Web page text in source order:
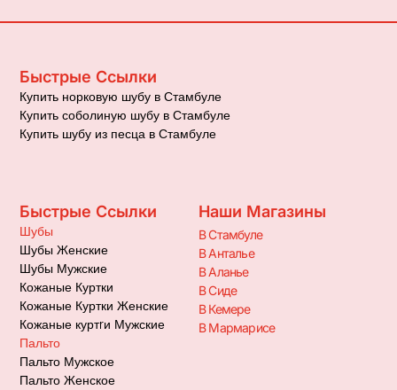
Быстрые Ссылки
Купить норковую шубу в Стамбуле
Купить соболиную шубу в Стамбуле
Купить шубу из песца в Стамбуле
Быстрые Ссылки
Шубы
Шубы Женские
Шубы Мужские
Кожаные Куртки
Кожаные Куртки Женские
Кожаные куртrи Мужские
Пальто
Пальто Мужское
Пальто Женское
Наши Магазины
В Стамбуле
В Анталье
В Аланье
В Сиде
В Кемере
В Мармарисе